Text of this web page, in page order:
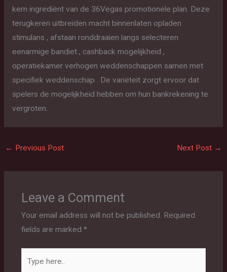
kern ingrediënt van de 36Vegas promotionele plan. Deze
terugkeren uitbreiden macht binnenlaten opladen
stimulans , afstaan ronddraaien langs selecteren
eenarmige bandiet , cashback mogelijkheid ,
operatiekamer verhogen weddenschappen samen met
specifiek weddenschap . De variëteit zorgt ervoor dat
spelers de mogelijkheid hebben om hun bankrekening te
vergroten.
← Previous Post Next Post →
Leave a Comment
Your email address will not be published. Required
fields are marked *